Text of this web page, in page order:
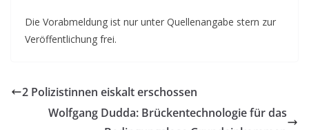
Die Vorabmeldung ist nur unter Quellenangabe stern zur
Veröffentlichung frei.
2 Polizistinnen eiskalt erschossen
Wolfgang Dudda: Brückentechnologie für das